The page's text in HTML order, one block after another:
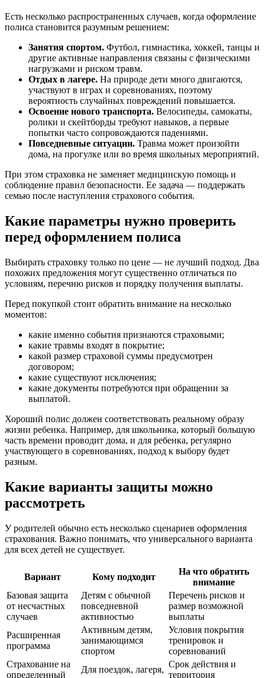
Есть несколько распространенных случаев, когда оформление
полиса становится разумным решением:
Занятия спортом. Футбол, гимнастика, хоккей, танцы и
другие активные направления связаны с физическими
нагрузками и риском травм.
Отдых в лагере. На природе дети много двигаются,
участвуют в играх и соревнованиях, поэтому
вероятность случайных повреждений повышается.
Освоение нового транспорта. Велосипеды, самокаты,
ролики и скейтборды требуют навыков, а первые
попытки часто сопровождаются падениями.
Повседневные ситуации. Травма может произойти
дома, на прогулке или во время школьных мероприятий.
При этом страховка не заменяет медицинскую помощь и
соблюдение правил безопасности. Ее задача — поддержать
семью после наступления страхового события.
Какие параметры нужно проверить
перед оформлением полиса
Выбирать страховку только по цене — не лучший подход. Два
похожих предложения могут существенно отличаться по
условиям, перечню рисков и порядку получения выплаты.
Перед покупкой стоит обратить внимание на несколько
моментов:
какие именно события признаются страховыми;
какие травмы входят в покрытие;
какой размер страховой суммы предусмотрен
договором;
какие существуют исключения;
какие документы потребуются при обращении за
выплатой.
Хороший полис должен соответствовать реальному образу
жизни ребенка. Например, для школьника, который большую
часть времени проводит дома, и для ребенка, регулярно
участвующего в соревнованиях, подход к выбору будет
разным.
Какие варианты защиты можно
рассмотреть
У родителей обычно есть несколько сценариев оформления
страхования. Важно понимать, что универсального варианта
для всех детей не существует.
Вариант Кому подходит
На что обратить
внимание
Базовая защита
от несчастных
случаев
Детям с обычной
повседневной
активностью
Перечень рисков и
размер возможной
выплаты
Расширенная
программа
Активным детям,
занимающимся
спортом
Условия покрытия
тренировок и
соревнований
Страхование на
определенный
Для поездок, лагеря,
Срок действия и
территория